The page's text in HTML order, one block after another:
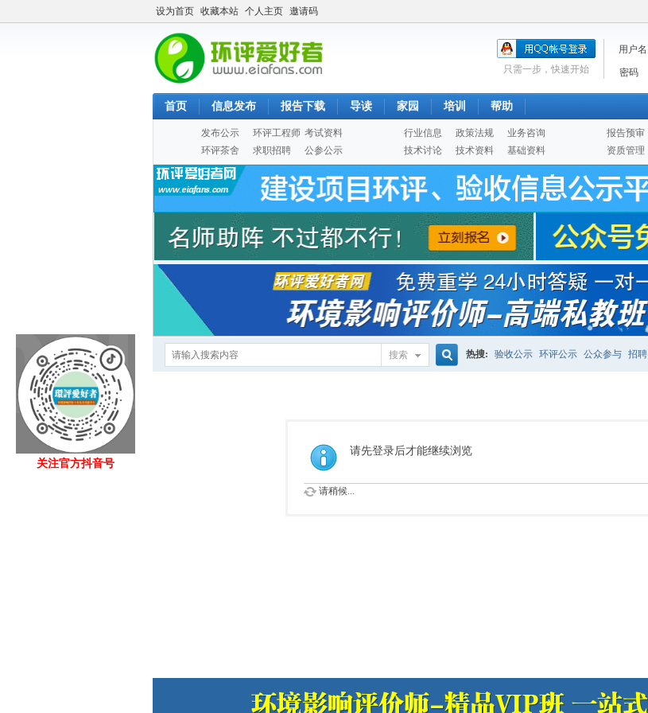
设为首页 收藏本站 个人主页 邀请码
用户名
密码
只需一步，快速开始
首页 信息发布 报告下载 导读 家园 培训 帮助
发布公示 环评工程师 考试资料
环评茶舍
求职招聘 公参公示
行业信息 政策法规
业务咨询
技术讨论
技术资料 基础资料
报告预审
资质管理
搜索
索
热搜: 验收公示 环评公示 公众参与 招聘
请先登录后才能继续浏览
请稍候...
关注官方抖音号